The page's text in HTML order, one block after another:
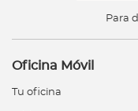
Para
Oficina Móvil
Tu oficina